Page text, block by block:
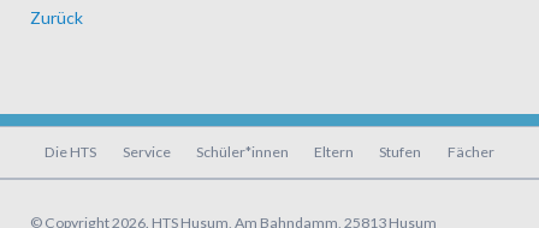
Zurück
Navigation
Die HTS Service Schüler*innen Eltern Stufen Fächer
© Copyright 2026. HTS Husum, Am Bahndamm, 25813 Husum